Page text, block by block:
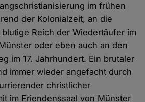
im frühen
der Kolonialzeit, an die
Reich der Wiedertäufer im
oder eben auch an den
im 17. Jahrhundert. Ein brutaler
immer wieder angefacht durch
christlicher
im Friendenssaal von Münster